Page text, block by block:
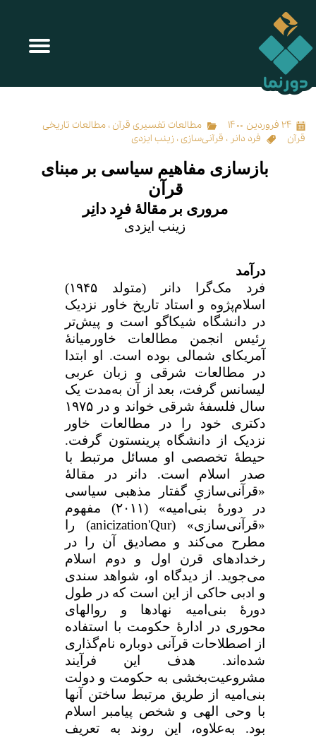
۲۴ فروردین ۱۴۰۰ مطالعات تفسیری قرآن ، مطالعات تاریخی
قرآن
فرد دانر ، قرآنی‌سازی، زینب ایزدی
بازسازی مفاهیم سیاسی بر مبنای
قرآن
مروری بر مقالۀ فرِد دانِر
زینب ایزدی
درآمد
فرد مک‌گرا دانر (متولد ۱۹۴۵)
اسلام‌پژوه و استاد تاریخ خاور نزدیک
در دانشگاه شیکاگو است و پیش‌تر
رئیس انجمن مطالعات خاورمیانۀ
آمریکای شمالی بوده است. او ابتدا
در مطالعات شرقی و زبان عربی
لیسانس گرفت، بعد از آن به‌مدت یک
سال فلسفۀ شرقی خواند و در ۱۹۷۵
دکتری خود را در مطالعات خاور
نزدیک از دانشگاه پرینستون گرفت.
حیطهٔ تخصصی او مسائل مرتبط با
صدر اسلام است. دانر در مقالهٔ
«قرآنی‌سازیِ گفتار مذهبی سیاسی
در دورهٔ بنی‌­امیه» (۲۰۱۱)
مفهوم
«قرآنی‌سازی» (Qur
'
anicization) را
مطرح می‌کند و مصادیق آن را در
رخدادهای قرن اول و دوم اسلام
می‌جوید. از دیدگاه او، شواهد سندی
و ادبی حاکی از این است که در طول
دورهٔ بنی‌­امیه نهاد­ها و روال­های
محوری در ادارهٔ حکومت با استفاده
از اصطلاحات قرآنی دوباره نام‌گذاری
شده‌اند. هدف این فرآیند
مشروعیت‌بخشی به حکومت و دولت
بنی­‌امیه از طریق مرتبط ساختن آن­ها
با وحی الهی و شخص پیامبر اسلام
بود. به‌علاوه، این روند به تعریف